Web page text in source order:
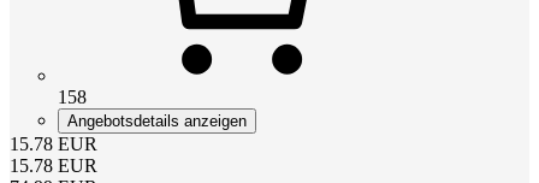
158
Angebotsdetails anzeigen
15.78 EUR
15.78 EUR